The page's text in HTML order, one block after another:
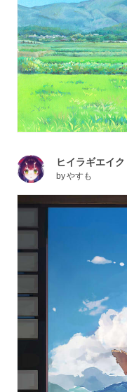
ヒイラギエイク
byやすも